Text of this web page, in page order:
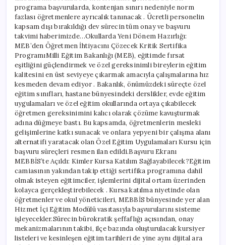
programa başvurularda, kontenjan sınırı nedeniyle norm
fazlası öğretmenlere ayrıcalık tanınacak . Ücretli personelin
kapsam dışı bırakıldığı dev sürecin tüm onay ve başvuru
takvimi haberimizde…Okullarda Yeni Dönem Hazırlığı:
MEB’den Öğretmen İhtiyacını Çözecek Kritik Sertifika
ProgramıMilli Eğitim Bakanlığı (MEB), eğitimde fırsat
eşitliğini güçlendirmek ve özel gereksinimli bireylerin eğitim
kalitesini en üst seviyeye çıkarmak amacıyla çalışmalarına hız
kesmeden devam ediyor . Bakanlık, önümüzdeki süreçte özel
eğitim sınıfları, hastane bünyesindeki derslikler, evde eğitim
uygulamaları ve özel eğitim okullarında ortaya çıkabilecek
öğretmen gereksinimini kalıcı olarak çözüme kavuşturmak
adına düğmeye bastı. Bu kapsamda, öğretmenlerin mesleki
gelişimlerine katkı sunacak ve onlara yepyeni bir çalışma alanı
alternatifi yaratacak olan Özel Eğitim Uygulamaları Kursu için
başvuru süreçleri resmen ilan edildi.Başvuru Ekranı
MEBBİS’te Açıldı: Kimler Kursa Katılım Sağlayabilecek?Eğitim
camiasının yakından takip ettiği sertifika programına dahil
olmak isteyen eğitimciler, işlemlerini dijital ortam üzerinden
kolayca gerçekleştirebilecek . Kursa katılma niyetinde olan
öğretmenler ve okul yöneticileri, MEBBİS bünyesinde yer alan
Hizmet İçi Eğitim Modülü vasıtasıyla başvurularını sisteme
işleyecekler.Sürecin bürokratik şeffaflığı açısından, onay
mekanizmalarının takibi, ilçe bazında oluşturulacak kursiyer
listeleri ve kesinleşen eğitim tarihleri de yine aynı dijital ara